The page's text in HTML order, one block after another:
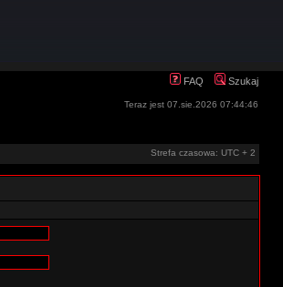
FAQ Szukaj
Teraz jest 07.sie.2026 07:44:46
Strefa czasowa: UTC + 2